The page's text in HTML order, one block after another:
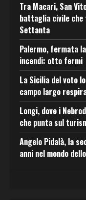
Tra Macari, San
battaglia civile
Settanta
Palermo, fermata
incendi: otto fermi
La Sicilia del voto
campo largo
Longi, dove i
che punta sul
Angelo Pidalà, la
anni nel mondo